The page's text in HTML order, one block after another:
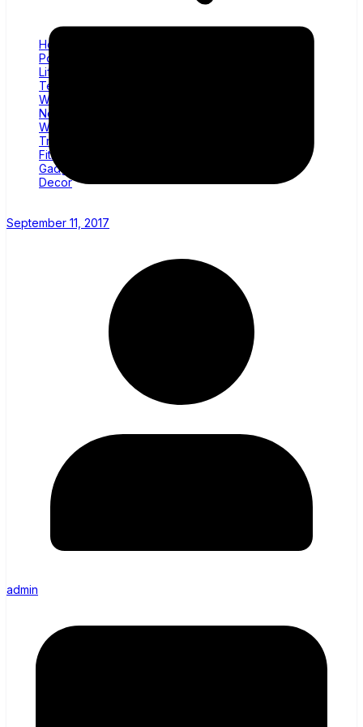
Home
Politics
Lifestyle
Technology
Wellness
News
World
Trending
Fitness
Gadgets
Decor
September 11, 2017
admin